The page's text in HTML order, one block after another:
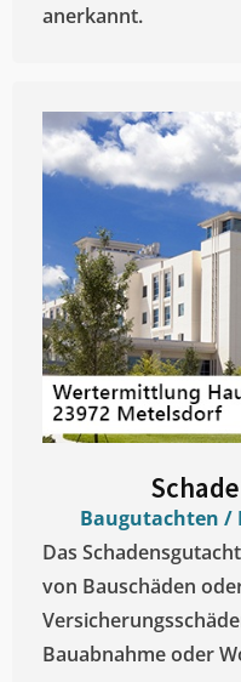
anerkannt.
Baugutachten /
Das
von Bauschäden
Bauabnahme oder